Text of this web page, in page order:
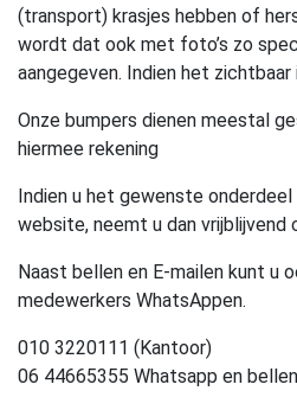
(transport) krasjes hebben of
wordt dat ook met foto’s zo
aangegeven. Indien het zichtbaar
Onze bumpers dienen meestal
hiermee rekening
Indien u het gewenste
website, neemt u dan
Naast bellen en E-mailen kunt u
medewerkers WhatsAppen.
010 3220111 (Kantoor)
06 44665355 Whatsapp en bellen